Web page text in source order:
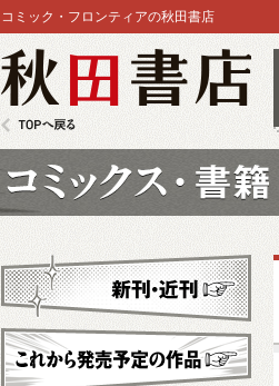
コミック・フロンティアの秋田書店
新刊・近刊